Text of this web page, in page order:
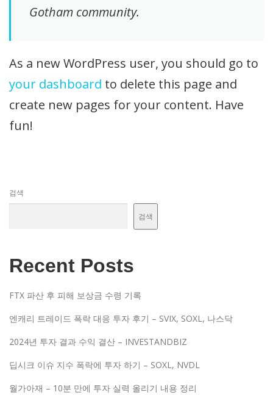
Gotham community.
As a new WordPress user, you should go to
your dashboard to delete this page and
create new pages for your content. Have
fun!
검색
검색
Recent Posts
FTX 파산 후 피해 보상금 수령 기록
엔캐리 트레이드 폭락 대응 투자 후기 – SVIX, SOXL, 나스닥
2024년 투자 결과 수익 결산 – INVESTANDBIZ
딥시크 이슈 지수 폭락에 투자 하기 – SOXL, NVDL
월가아재 – 10분 만에 투자 실력 올리기 내용 정리